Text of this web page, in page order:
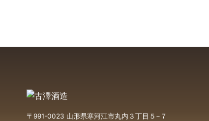
〒991-0023 山形県寒河江市丸内３丁目５−７